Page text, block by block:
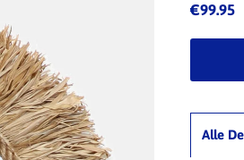
€99.95
Alle